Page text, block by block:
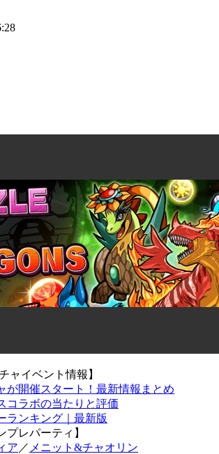
ャイベント情報】
が開催スタート！最新情報まとめ
コラボの当たりと評価
ランキング｜最新版
プレパーティ】
ア ／ メニット&チャオリン